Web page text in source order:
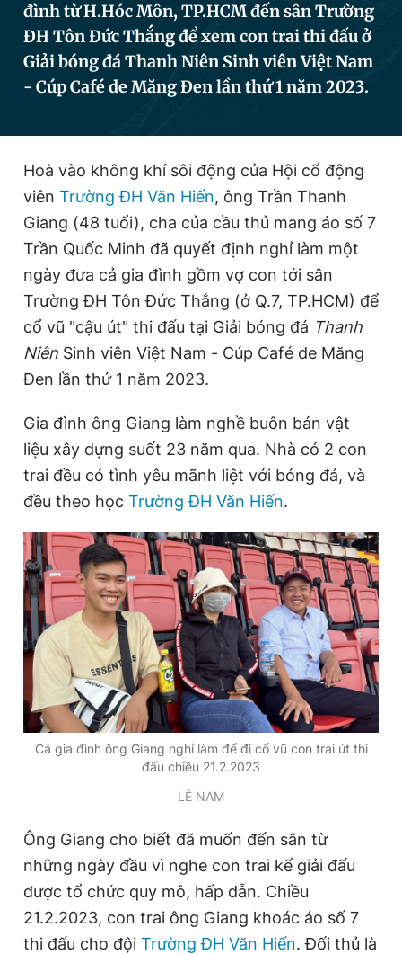
Đọc Thanh Niên trên điện thoại
Theo dõi báo trên
Hotline
0906 645 777
Liên hệ quảng cáo
0908 780 404
Đặt báo Quảng cáo RSS Tòa soạn Chính sách bảo
Tổng biên tập: Nguyễn Ngọc Toàn
Phó tổng biên tập thường trực: Hải Thành
Phó tổng biên tập: Lâm Hiếu Dũng
Phó tổng biên tập: Trần Việt Hưng
Tổng thư ký tòa soạn: Đức Trung
© 2003-2026 Bản quyền thuộc về Báo Thanh Niên. Cấm sao
chép dưới mọi hình thức nếu không có sự chấp thuận bằng văn
bản. Phát triển bởi ePi Technologies, JSC.
đình từ H.Hóc Môn, TP.HCM đến sân Trường
ĐH Tôn Đức Thắng để xem con trai thi đấu ở
Giải bóng đá Thanh Niên Sinh viên Việt Nam
- Cúp Café de Măng Đen lần thứ 1 năm 2023.
Hoà vào không khí sôi động của Hội cổ động
viên Trường ĐH Văn Hiến, ông Trần Thanh
Giang (48 tuổi), cha của cầu thủ mang áo số 7
Trần Quốc Minh đã quyết định nghỉ làm một
ngày đưa cả gia đình gồm vợ con tới sân
Trường ĐH Tôn Đức Thắng (ở Q.7, TP.HCM) để
cổ vũ "cậu út" thi đấu tại Giải bóng đá Thanh
Niên Sinh viên Việt Nam - Cúp Café de Măng
Đen lần thứ 1 năm 2023.
Gia đình ông Giang làm nghề buôn bán vật
liệu xây dựng suốt 23 năm qua. Nhà có 2 con
trai đều có tình yêu mãnh liệt với bóng đá, và
đều theo học Trường ĐH Văn Hiến.
Cả gia đình ông Giang nghỉ làm để đi cổ vũ con trai út thi
đấu chiều 21.2.2023
LÊ NAM
Ông Giang cho biết đã muốn đến sân từ
những ngày đầu vì nghe con trai kể giải đấu
được tổ chức quy mô, hấp dẫn. Chiều
21.2.2023, con trai ông Giang khoác áo số 7
thi đấu cho đội Trường ĐH Văn Hiến. Đối thủ là